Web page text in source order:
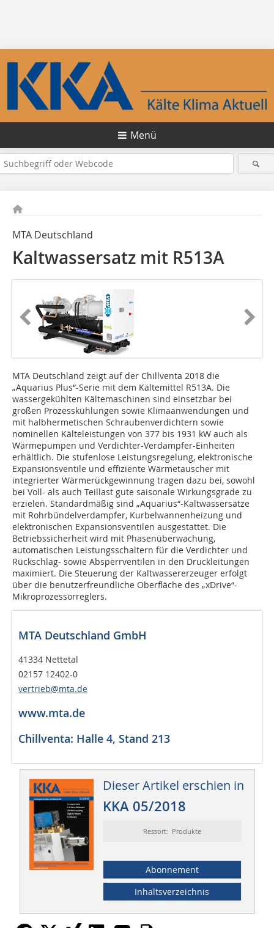
Menü
MTA Deutschland
Kaltwassersatz mit R513A
MTA Deutschland zeigt auf der Chillventa 2018 die
„Aquarius Plus“-Serie mit dem Kältemittel R513A. Die
wassergekühlten Kältemaschinen sind einsetzbar bei
großen Prozesskühlungen sowie Klimaanwendungen und
mit halbhermetischen Schraubenverdichtern sowie
nominellen Kälteleistungen von 377 bis 1931 kW auch als
Wärmepumpen und Verdichter-Verdampfer-Einheiten
erhältlich. Die stufenlose Leistungsregelung, elektronische
Expansionsventile und effiziente Wärmetauscher mit
integrierter Wärmerückgewinnung tragen dazu bei, sowohl
bei Voll- als auch Teillast gute saisonale Wirkungsgrade zu
erzielen. Standardmäßig sind „Aquarius“-Kaltwassersätze
mit Rohrbündelverdampfer, Kurbelwannenheizung und
elektronischen Expansionsventilen ausgestattet. Die
Betriebssicherheit wird mit Phasenüberwachung,
automatischen Leistungsschaltern für die Verdichter und
Rückschlag- sowie Absperrventilen in den Druckleitungen
maximiert. Die Steuerung der Kaltwassererzeuger erfolgt
über die benutzerfreundliche Oberfläche des „xDrive“-
Mikroprozessorreglers.
MTA Deutschland GmbH
41334 Nettetal
02157 12402-0
vertrieb@mta.de
www.mta.de
Chillventa: Halle 4, Stand 213
Dieser Artikel erschien in
KKA 05/2018
Ressort: Produkte
Abonnement
Inhaltsverzeichnis